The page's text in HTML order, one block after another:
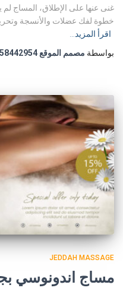
غنى عنها على الإطلاق، المساج
خطوة لفك عضلات والأنسجة
اقرأ المزيد…
بواسطة مصمم الموقع 01558442954
JEDDAH MASSAGE
مساج اندونوسي بجده